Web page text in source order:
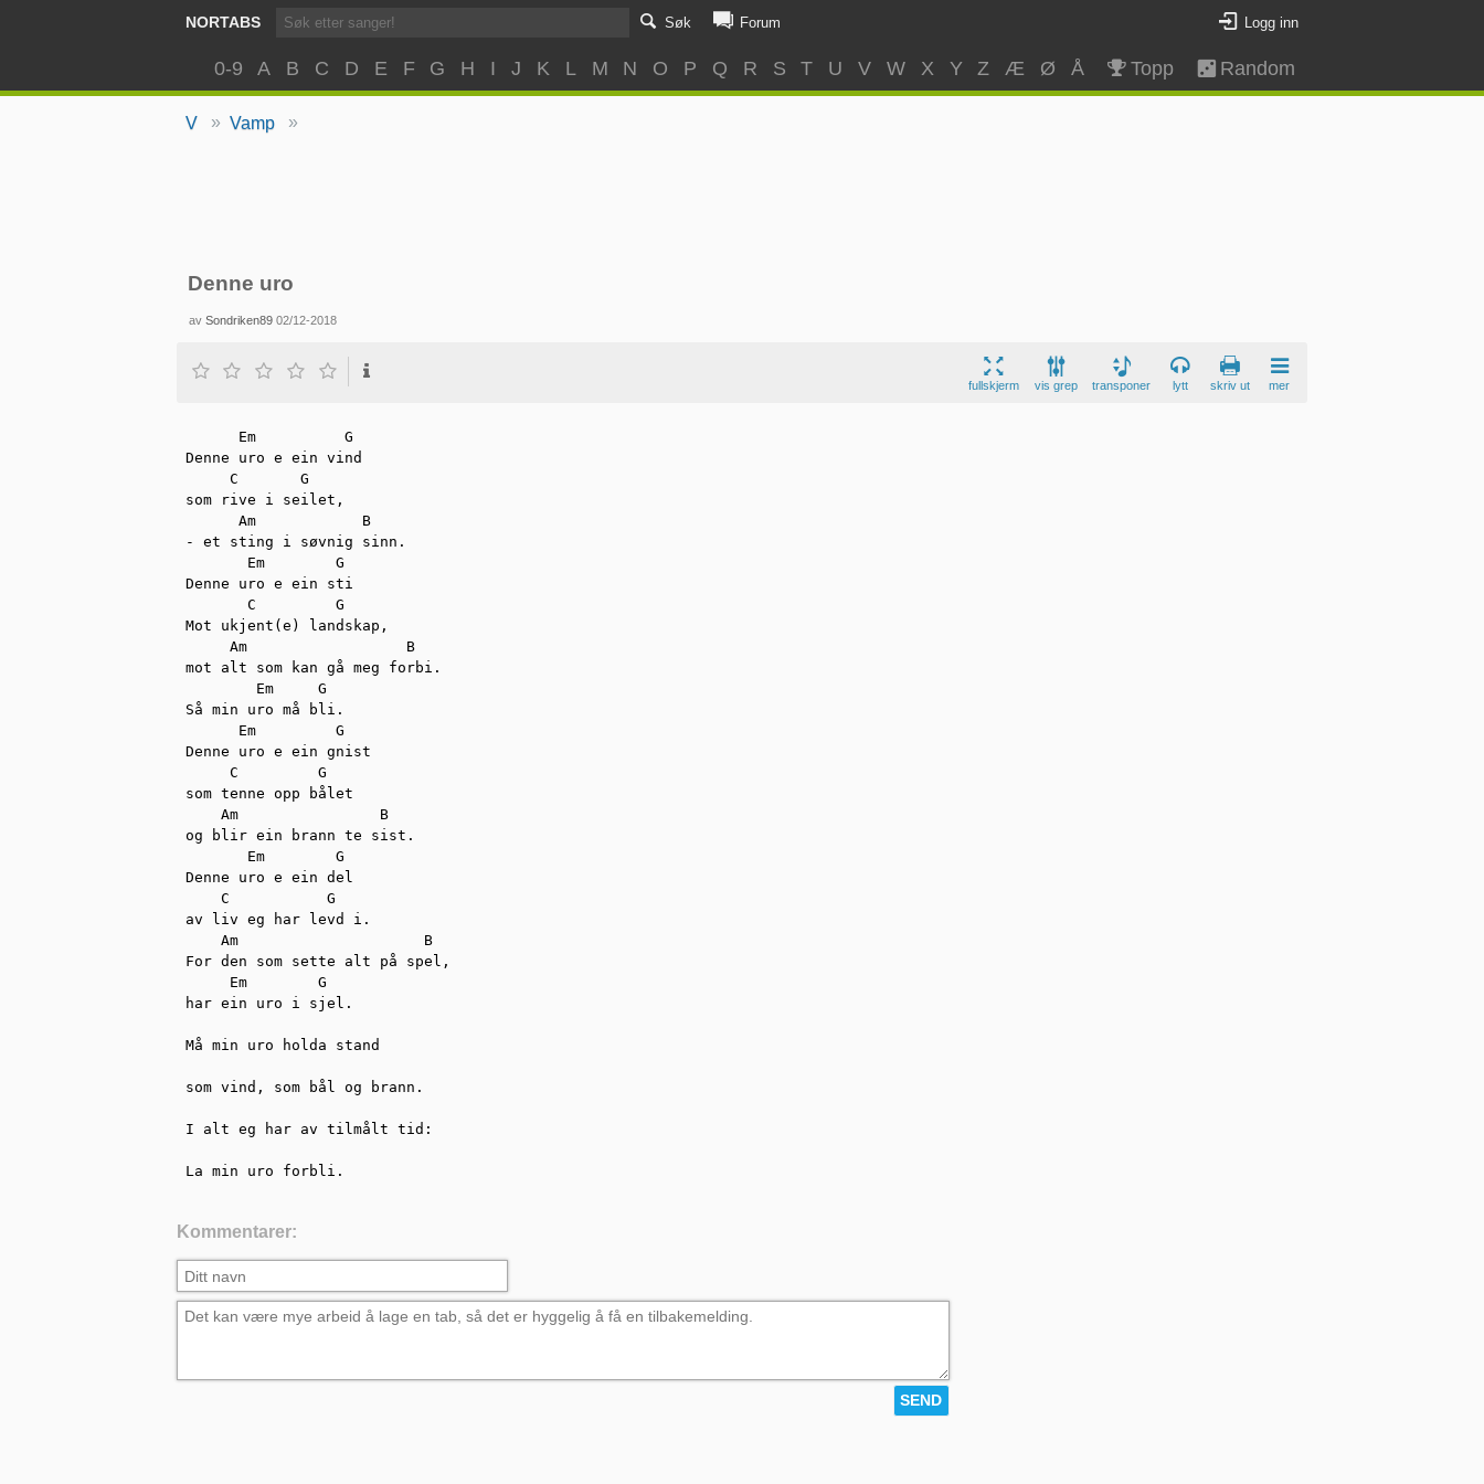
NORTABS Søk Forum Logg inn
0-9 A B C D E F G H I J K L M N O P Q R S T U V W X Y Z Æ Ø Å Topp Random
V » Vamp »
Denne uro
avSondriken89 02/12-2018
fullskjerm vis grep transponer lytt skriv ut mer
      Em          G
Denne uro e ein vind
     C       G
som rive i seilet,
      Am            B
- et sting i søvnig sinn.
       Em        G
Denne uro e ein sti
       C         G
Mot ukjent(e) landskap,
     Am                  B
mot alt som kan gå meg forbi.
        Em     G
Så min uro må bli.
      Em         G
Denne uro e ein gnist
     C         G
som tenne opp bålet
    Am                B
og blir ein brann te sist.
       Em        G
Denne uro e ein del
    C           G
av liv eg har levd i.
    Am                     B
For den som sette alt på spel,
     Em        G
har ein uro i sjel.
Må min uro holda stand
som vind, som bål og brann.
I alt eg har av tilmålt tid:
La min uro forbli.
Kommentarer: